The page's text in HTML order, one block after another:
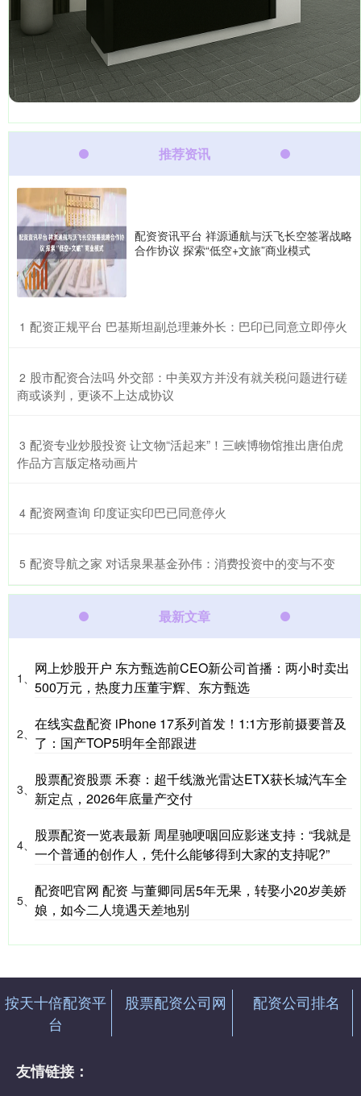
推荐资讯
配资资讯平台 祥源通航与沃飞长空签署战略
合作协议 探索“低空+文旅”商业模式
1 ​配资正规平台 巴基斯坦副总理兼外长：巴印已同意立即停火
2 ​股市配资合法吗 外交部：中美双方并没有就关税问题进行磋
商或谈判，更谈不上达成协议
3 ​配资专业炒股投资 让文物“活起来”！三峡博物馆推出唐伯虎
作品方言版定格动画片
4 ​配资网查询 印度证实印巴已同意停火
5 ​配资导航之家 对话泉果基金孙伟：消费投资中的变与不变
最新文章
1、
网上炒股开户 东方甄选前CEO新公司首播：两小时卖出
500万元，热度力压董宇辉、东方甄选
2、
在线实盘配资 iPhone 17系列首发！1:1方形前摄要普及
了：国产TOP5明年全部跟进
3、
股票配资股票 禾赛：超千线激光雷达ETX获长城汽车全
新定点，2026年底量产交付
4、
股票配资一览表最新 周星驰哽咽回应影迷支持：“我就是
一个普通的创作人，凭什么能够得到大家的支持呢?”
5、
配资吧官网 配资 与董卿同居5年无果，转娶小20岁美娇
娘，如今二人境遇天差地别
按天十倍配资平
台
股票配资公司网 配资公司排名
友情链接：